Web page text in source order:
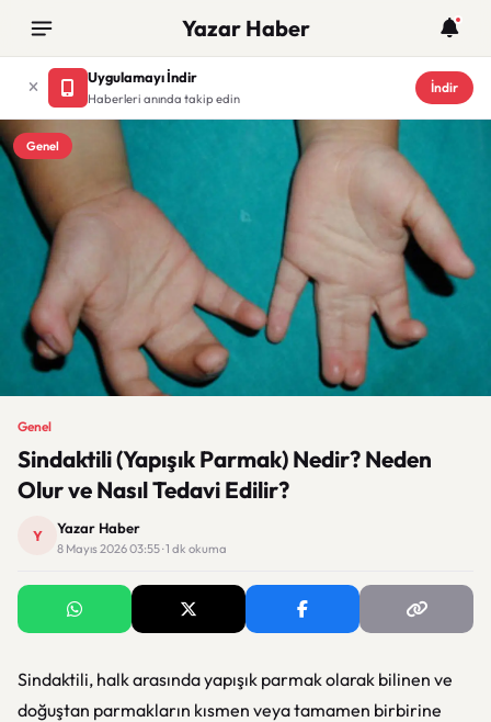
Yazar Haber
Uygulamayı İndir
Haberleri anında takip edin
İndir
Genel
Genel
Sindaktili (Yapışık Parmak) Nedir? Neden
Olur ve Nasıl Tedavi Edilir?
Y Yazar Haber
8 Mayıs 2026 03:55 · 1 dk okuma
Sindaktili, halk arasında yapışık parmak olarak bilinen ve
doğuştan parmakların kısmen veya tamamen birbirine